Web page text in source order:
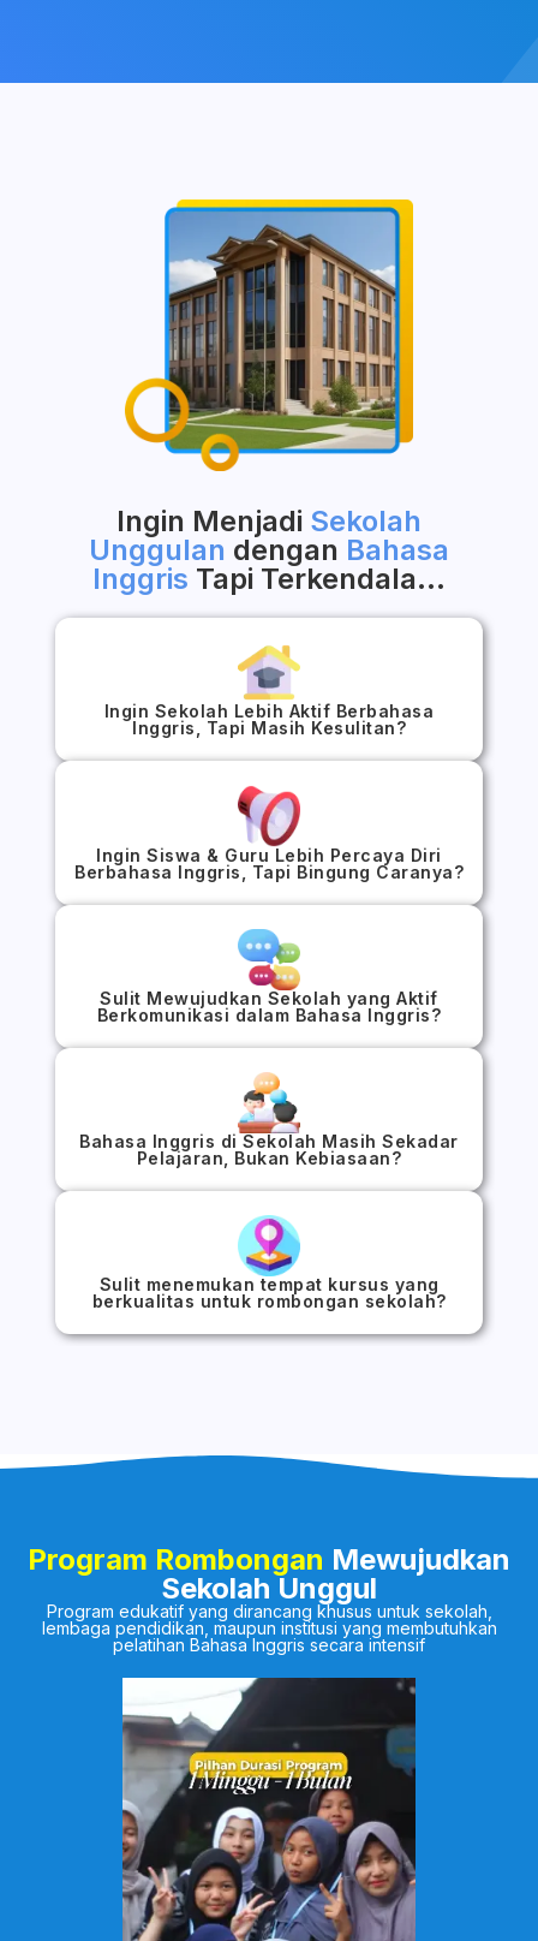
Ingin Menjadi Sekolah
Unggulan dengan Bahasa
Inggris Tapi Terkendala…
Ingin Sekolah Lebih Aktif Berbahasa
Inggris, Tapi Masih Kesulitan?
Ingin Siswa & Guru Lebih Percaya Diri
Berbahasa Inggris, Tapi Bingung Caranya?
Sulit Mewujudkan Sekolah yang Aktif
Berkomunikasi dalam Bahasa Inggris?
Bahasa Inggris di Sekolah Masih Sekadar
Pelajaran, Bukan Kebiasaan?
Sulit menemukan tempat kursus yang
berkualitas untuk rombongan sekolah?
Program Rombongan Mewujudkan
Sekolah Unggul
Program edukatif yang dirancang khusus untuk sekolah,
lembaga pendidikan, maupun institusi yang membutuhkan
pelatihan Bahasa Inggris secara intensif